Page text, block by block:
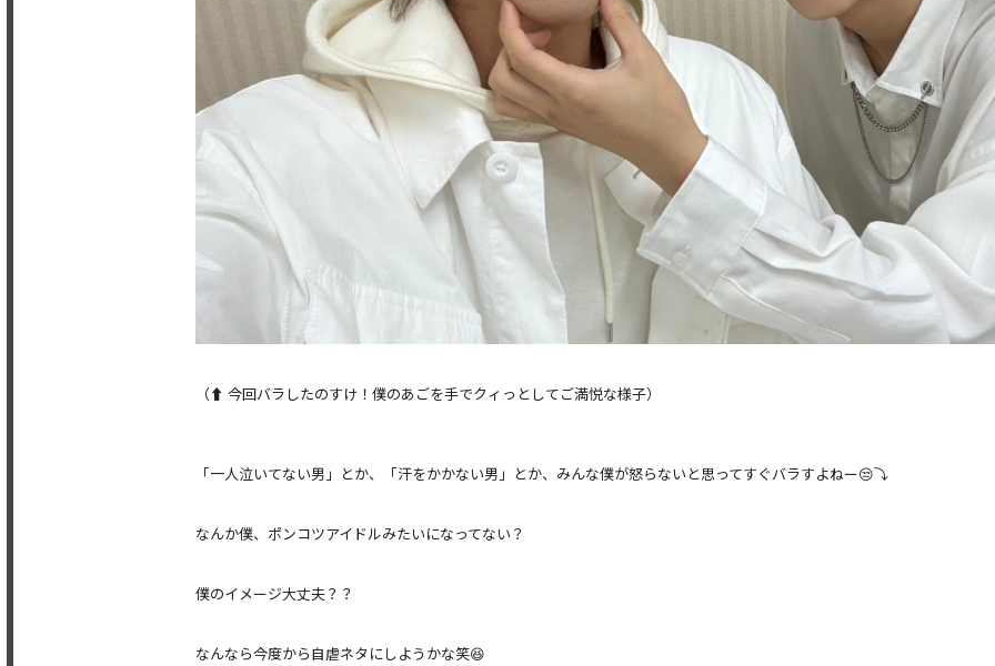
（⬆️ 今回バラしたのすけ！僕のあごを手でクィっとしてご満悦な様子）
「一人泣いてない男」とか、「汗をかかない男」とか、みんな僕が怒らないと思ってすぐバラすよねー😒⤵️
なんか僕、ポンコツアイドルみたいになってない？
僕のイメージ大丈夫？？
なんなら今度から自虐ネタにしようかな笑😆